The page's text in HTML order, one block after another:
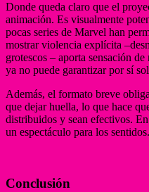
Donde queda claro que el
animación. Es visualmente
pocas series de Marvel han
mostrar violencia explícita
grotescos – aporta sensación
ya no puede garantizar por sí
Además, el formato breve
que dejar huella, lo que hace
distribuidos y sean efectivos.
un espectáculo para los sentidos.
Conclusión